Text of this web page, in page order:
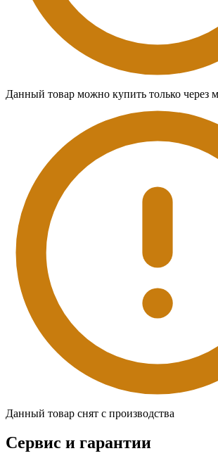
Данный товар можно купить только через
Данный товар снят с производства
Сервис и гарантии